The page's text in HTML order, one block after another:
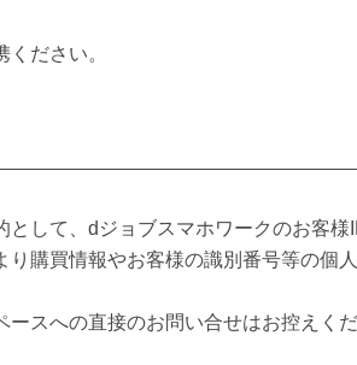
ださい。
して、dジョブスマホワークのお客
購買情報やお客様の識別番号等の個
スへの直接のお問い合せはお控えくだ